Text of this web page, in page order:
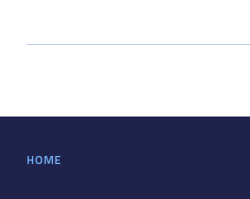
HOME